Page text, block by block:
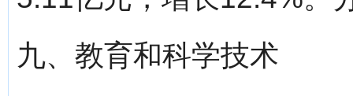
九、教育和科学技术